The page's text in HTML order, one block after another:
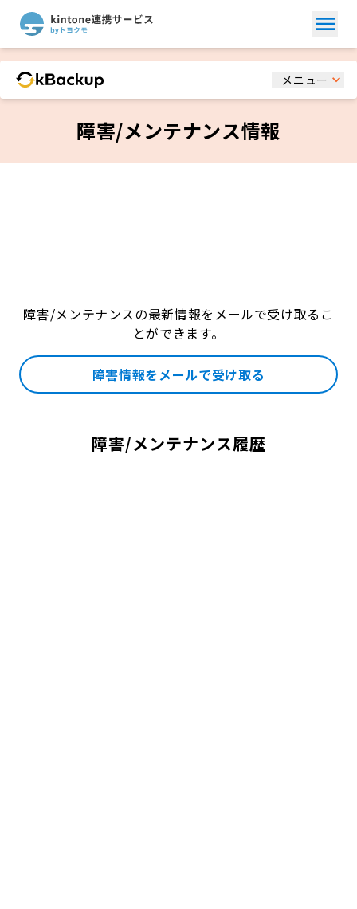
メニュー
障害/メンテナンス情報
障害/メンテナンスの最新情報をメールで受け取るこ
とができます。
障害情報をメールで受け取る
障害/メンテナンス履歴